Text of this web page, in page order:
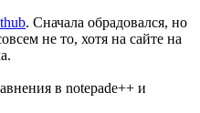
. Сначала обрадовался, но
не то, хотя на сайте на
в notepade++ и